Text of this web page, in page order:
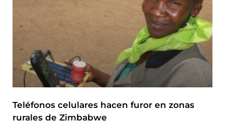
Teléfonos celulares hacen furor en zonas
rurales de Zimbabwe